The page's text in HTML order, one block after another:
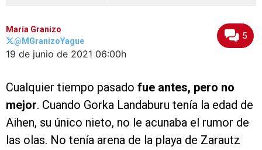
María Granizo
@MGranizoYague
19 de junio de 2021 06:00h
5
Cualquier tiempo pasado fue antes, pero no
mejor. Cuando Gorka Landaburu tenía la edad de
Aihen, su único nieto, no le acunaba el rumor de
las olas. No tenía arena de la playa de Zarautz